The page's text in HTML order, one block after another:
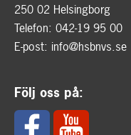
250 02 Helsingborg
Telefon: 042-19 95 00
E-post: info@hsbnvs.se
Följ oss på: